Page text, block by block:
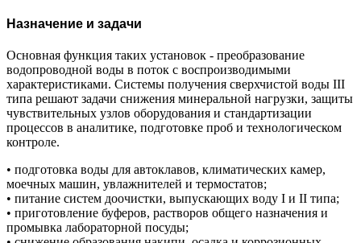
Назначение и задачи
Основная функция таких установок - преобразование
водопроводной воды в поток с воспроизводимыми
характеристиками. Системы получения сверхчистой воды III
типа решают задачи снижения минеральной нагрузки, защиты
чувствительных узлов оборудования и стандартизации
процессов в аналитике, подготовке проб и технологическом
контроле.
• подготовка воды для автоклавов, климатических камер,
моечных машин, увлажнителей и термостатов;
• питание систем доочистки, выпускающих воду I и II типа;
• приготовление буферов, растворов общего назначения и
промывка лабораторной посуды;